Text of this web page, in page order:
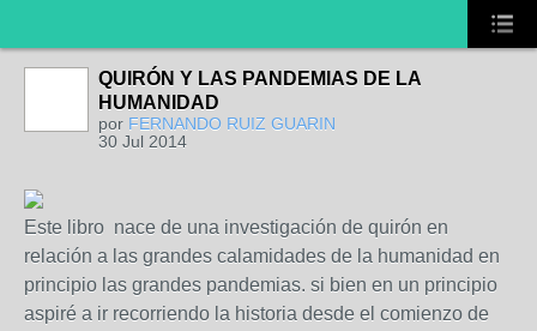
QUIRÓN Y LAS PANDEMIAS DE LA
HUMANIDAD
por FERNANDO RUIZ GUARIN
30 Jul 2014
Este libro nace de una investigación de quirón en
relación a las grandes calamidades de la humanidad en
principio las grandes pandemias. si bien en un principio
aspiré a ir recorriendo la historia desde el comienzo de